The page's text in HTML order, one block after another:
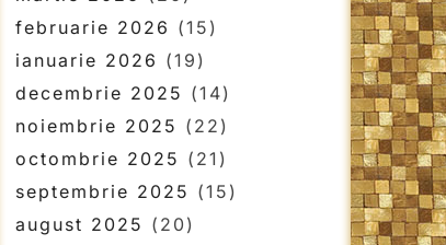
februarie 2026 (15)
ianuarie 2026 (19)
decembrie 2025 (14)
noiembrie 2025 (22)
octombrie 2025 (21)
septembrie 2025 (15)
august 2025 (20)